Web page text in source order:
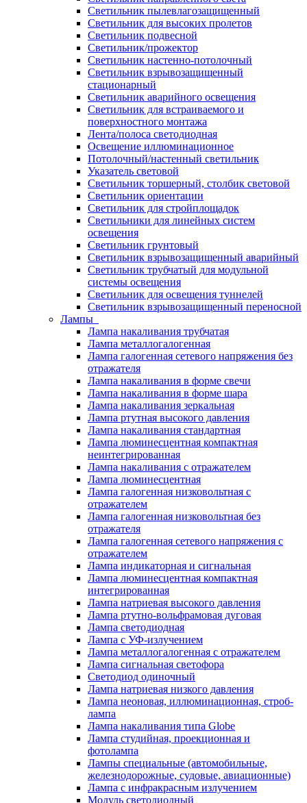
Светильник пылевлагозащищенный
Светильник для высоких пролетов
Светильник подвесной
Светильник/прожектор
Светильник настенно-потолочный
Светильник взрывозащищенный
стационарный
Светильник аварийного освещения
Светильник для встраиваемого и
поверхностного монтажа
Лента/полоса светодиодная
Освещение иллюминационное
Потолочный/настенный светильник
Указатель световой
Светильник торшерный, столбик световой
Светильник ориентации
Светильник для стройплощадок
Светильники для линейных систем
освещения
Светильник грунтовый
Светильник взрывозащищенный аварийный
Светильник трубчатый для модульной
системы освещения
Светильник для освещения туннелей
Светильник взрывозащищенный переносной
Лампы
Лампа накаливания трубчатая
Лампа металлогалогенная
Лампа галогенная сетевого напряжения без
отражателя
Лампа накаливания в форме свечи
Лампа накаливания в форме шара
Лампа накаливания зеркальная
Лампа ртутная высокого давления
Лампа накаливания стандартная
Лампа люминесцентная компактная
неинтегрированная
Лампа накаливания с отражателем
Лампа люминесцентная
Лампа галогенная низковольтная с
отражателем
Лампа галогенная низковольтная без
отражателя
Лампа галогенная сетевого напряжения с
отражателем
Лампа индикаторная и сигнальная
Лампа люминесцентная компактная
интегрированная
Лампа натриевая высокого давления
Лампа ртутно-вольфрамовая дуговая
Лампа светодиодная
Лампа с УФ-излучением
Лампа металлогалогенная с отражателем
Лампа сигнальная светофора
Светодиод одиночный
Лампа натриевая низкого давления
Лампа неоновая, иллюминационная, строб-
лампа
Лампа накаливания типа Globe
Лампа студийная, проекционная и
фотолампа
Лампы специальные (автомобильные,
железнодорожные, судовые, авиационные)
Лампа с инфракрасным излучением
Модуль светодиодный